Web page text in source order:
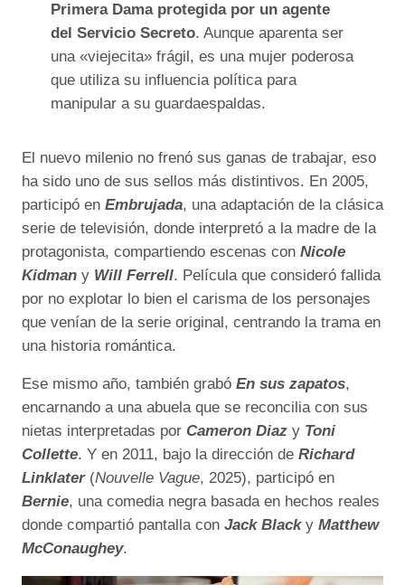
Primera Dama protegida por un agente
del Servicio Secreto. Aunque aparenta ser
una «viejecita» frágil, es una mujer poderosa
que utiliza su influencia política para
manipular a su guardaespaldas.
El nuevo milenio no frenó sus ganas de trabajar, eso
ha sido uno de sus sellos más distintivos. En 2005,
participó en Embrujada, una adaptación de la clásica
serie de televisión, donde interpretó a la madre de la
protagonista, compartiendo escenas con Nicole
Kidman y Will Ferrell. Película que consideró fallida
por no explotar lo bien el carisma de los personajes
que venían de la serie original, centrando la trama en
una historia romántica.
Ese mismo año, también grabó En sus zapatos,
encarnando a una abuela que se reconcilia con sus
nietas interpretadas por Cameron Diaz y Toni
Collette. Y en 2011, bajo la dirección de Richard
Linklater (Nouvelle Vague, 2025), participó en
Bernie, una comedia negra basada en hechos reales
donde compartió pantalla con Jack Blacky Matthew
McConaughey.